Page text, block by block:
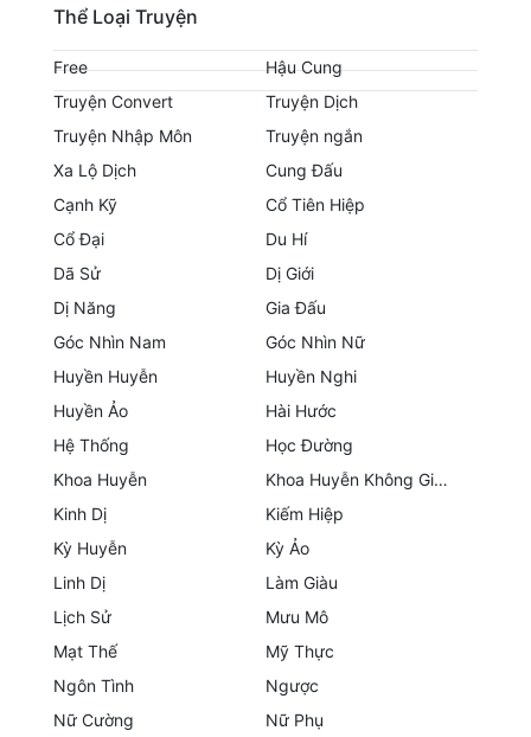
Huyền Ảo
Hài Hước
Hệ Thống
Khoa Huyễn
Khoa Huyễn Không Gian
Kiếm Hiệp
Lịch Sử
Mạt Thế
Mỹ Thực
Thể Loại Truyện
Free
Hậu Cung
Truyện Convert
Truyện Dịch
Truyện Nhập Môn
Truyện ngắn
Xa Lộ Dịch
Cung Đấu
Cạnh Kỹ
Cổ Tiên Hiệp
Cổ Đại
Du Hí
Dã Sử
Dị Giới
Dị Năng
Gia Đấu
Góc Nhìn Nam
Góc Nhìn Nữ
Huyền Huyễn
Huyền Nghi
Huyền Ảo
Hài Hước
Hệ Thống
Học Đường
Khoa Huyễn
Khoa Huyễn Không Gian
Kinh Dị
Kiếm Hiệp
Kỳ Huyễn
Kỳ Ảo
Linh Dị
Làm Giàu
Lịch Sử
Mưu Mô
Mạt Thế
Mỹ Thực
Ngôn Tình
Ngược
Nữ Cường
Nữ Phụ